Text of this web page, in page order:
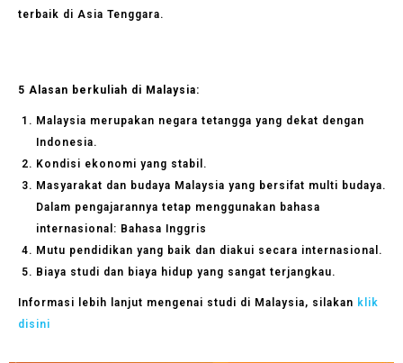
terbaik di Asia Tenggara.
5 Alasan berkuliah di Malaysia:
Malaysia merupakan negara tetangga yang dekat dengan
Indonesia.
Kondisi ekonomi yang stabil.
Masyarakat dan budaya Malaysia yang bersifat multi budaya.
Dalam pengajarannya tetap menggunakan bahasa
internasional: Bahasa Inggris
Mutu pendidikan yang baik dan diakui secara internasional.
Biaya studi dan biaya hidup yang sangat terjangkau.
Informasi lebih lanjut mengenai studi di Malaysia, silakan klik
disini